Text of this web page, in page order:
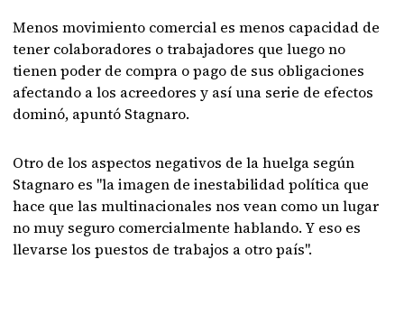
Menos movimiento comercial es menos capacidad de
tener colaboradores o trabajadores que luego no
tienen poder de compra o pago de sus obligaciones
afectando a los acreedores y así una serie de efectos
dominó, apuntó Stagnaro.
Otro de los aspectos negativos de la huelga según
Stagnaro es "la imagen de inestabilidad política que
hace que las multinacionales nos vean como un lugar
no muy seguro comercialmente hablando. Y eso es
llevarse los puestos de trabajos a otro país".